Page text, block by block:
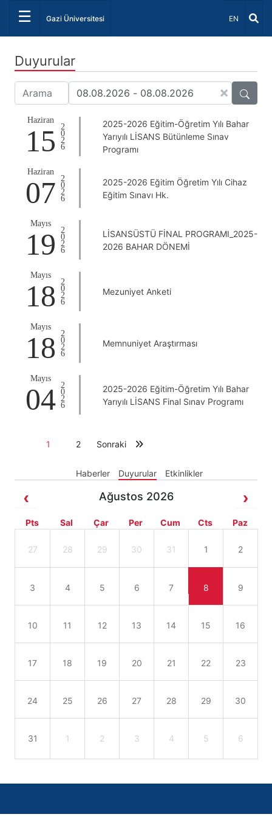
☰ Gazi Üniversitesi Dil Seçiniz
EN
Duyurular
×
Haziran
15 2026
2025-2026 Eğitim-Öğretim Yılı Bahar
Yarıyılı LİSANS Bütünleme Sınav
Programı
Haziran
07 2026
2025-2026 Eğitim Öğretim Yılı Cihaz
Eğitim Sınavı Hk.
Mayıs
19 2026
LİSANSÜSTÜ FİNAL PROGRAMI_2025-
2026 BAHAR DÖNEMİ
Mayıs
18 2026 Mezuniyet Anketi
Mayıs
18 2026 Memnuniyet Araştırması
Mayıs
042026
2025-2026 Eğitim-Öğretim Yılı Bahar
Yarıyılı LİSANS Final Sınav Programı
1 2 Sonraki
Haberler Duyurular Etkinlikler
Ağustos 2026
Pts Sal Çar Per Cum Cts Paz
27 28 29 30 31 1 2
3 4 5 6 7 8 9
10 11 12 13 14 15 16
17 18 19 20 21 22 23
24 25 26 27 28 29 30
31 1 2 3 4 5 6